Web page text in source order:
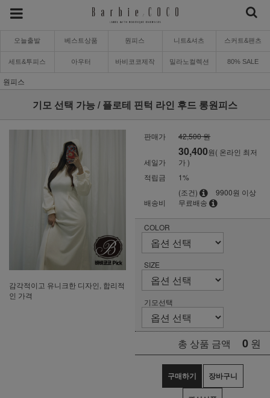
오늘출발 베스트상품 원피스 니트&셔츠 스커트&팬츠
세트&투피스 아우터 바비코코제작 밀라노컬렉션 80% SALE
원피스
기모 선택 가능 / 플로테 핀턱 라인 후드 롱원피스
감각적이고 유니크한 디자인, 합리적
인 가격
판매가 42,500 원
세일가
30,400원( 온라인 최저
가 )
적립금
1%
배송비
(조건)
9900원 이상
무료배송
COLOR
SIZE
기모선택
총 상품 금액 0 원
구매하기 장바구니